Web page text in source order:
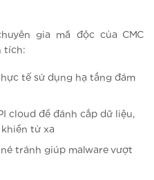
gia mã độc của CMC
tích:
tế sử dụng hạ tầng đám
cloud để đánh cắp dữ liệu,
từ xa
tránh giúp malware vượt